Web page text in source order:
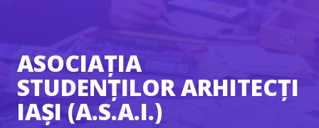
ASOCIAȚIA
STUDENȚILOR ARHITECȚI
IAȘI (A.S.A.I.)